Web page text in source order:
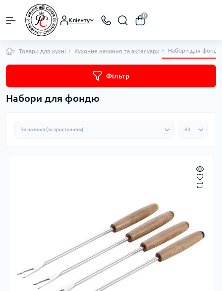
Клієнту
0
Товари для кухні Кухонне начиння та аксесуари Набори для фондю
Фільтр
Набори для фондю